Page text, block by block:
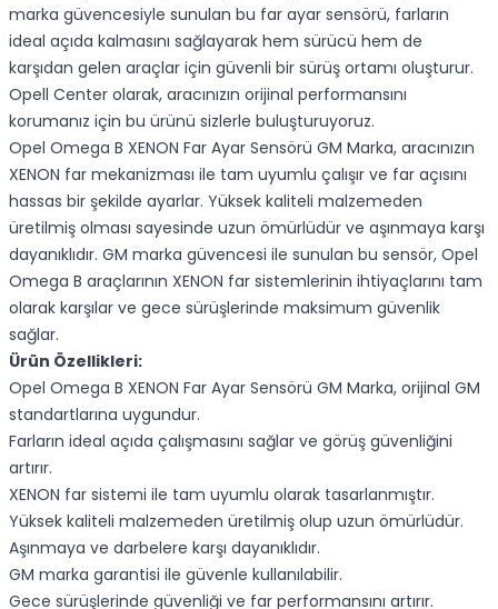
marka güvencesiyle sunulan bu far ayar sensörü, farların
ideal açıda kalmasını sağlayarak hem sürücü hem de
karşıdan gelen araçlar için güvenli bir sürüş ortamı oluşturur.
Opell Center olarak, aracınızın orijinal performansını
korumanız için bu ürünü sizlerle buluşturuyoruz.
Opel Omega B XENON Far Ayar Sensörü GM Marka, aracınızın
XENON far mekanizması ile tam uyumlu çalışır ve far açısını
hassas bir şekilde ayarlar. Yüksek kaliteli malzemeden
üretilmiş olması sayesinde uzun ömürlüdür ve aşınmaya karşı
dayanıklıdır. GM marka güvencesi ile sunulan bu sensör, Opel
Omega B araçlarının XENON far sistemlerinin ihtiyaçlarını tam
olarak karşılar ve gece sürüşlerinde maksimum güvenlik
sağlar.
Ürün Özellikleri:
Opel Omega B XENON Far Ayar Sensörü GM Marka, orijinal GM
standartlarına uygundur.
Farların ideal açıda çalışmasını sağlar ve görüş güvenliğini
artırır.
XENON far sistemi ile tam uyumlu olarak tasarlanmıştır.
Yüksek kaliteli malzemeden üretilmiş olup uzun ömürlüdür.
Aşınmaya ve darbelere karşı dayanıklıdır.
GM marka garantisi ile güvenle kullanılabilir.
Gece sürüşlerinde güvenliği ve far performansını artırır.